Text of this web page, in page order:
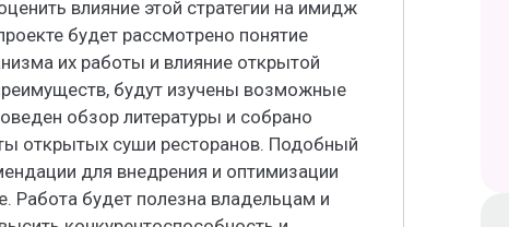
влияние этой стратегии на имидж
будет рассмотрено понятие
их работы и влияние открытой
будут изучены возможные
обзор литературы и собрано
открытых суши ресторанов. Подобный
для внедрения и оптимизации
Работа будет полезна владельцам и